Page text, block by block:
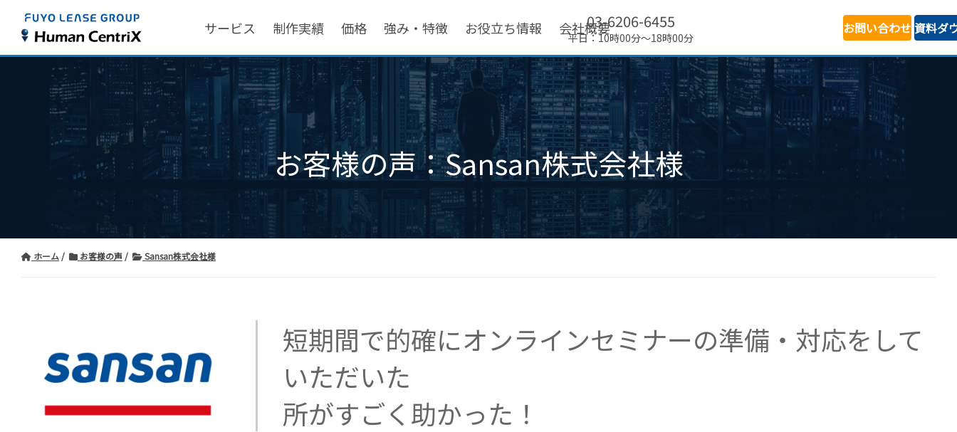
サービス 制作実績 価格 強み・特徴 お役立ち情報 会社概要03-6206-6455
平日：10時00分～18時00分
お問い合わせ 資料ダ
お客様の声：Sansan株式会社様
ホーム お客様の声 Sansan株式会社様
短期間で的確にオンラインセミナーの準備・対応をして
いただいた
所がすごく助かった！